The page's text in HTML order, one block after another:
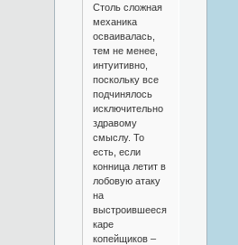
Столь сложная
механика
осваивалась,
тем не менее,
интуитивно,
поскольку все
подчинялось
исключительно
здравому
смыслу. То
есть, если
конница летит в
лобовую атаку
на
выстроившееся
каре
копейщиков –